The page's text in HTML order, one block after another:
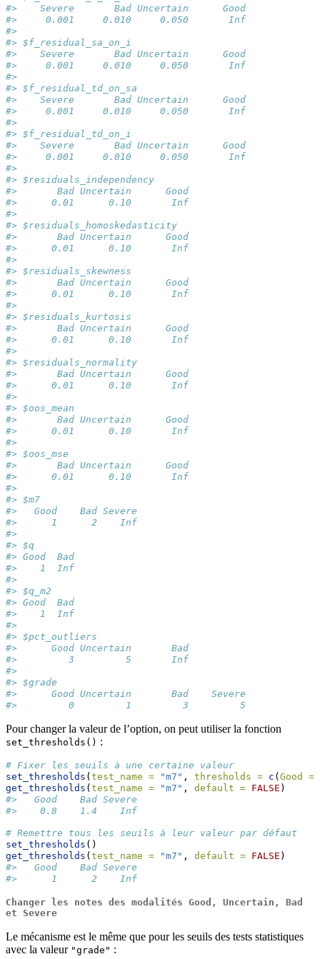
#>    Severe       Bad Uncertain      Good
#>     0.001     0.010     0.050       Inf
#>
#> $f_residual_sa_on_i
#>    Severe       Bad Uncertain      Good
#>     0.001     0.010     0.050       Inf
#>
#> $f_residual_td_on_sa
#>    Severe       Bad Uncertain      Good
#>     0.001     0.010     0.050       Inf
#>
#> $f_residual_td_on_i
#>    Severe       Bad Uncertain      Good
#>     0.001     0.010     0.050       Inf
#>
#> $residuals_independency
#>       Bad Uncertain      Good
#>      0.01      0.10       Inf
#>
#> $residuals_homoskedasticity
#>       Bad Uncertain      Good
#>      0.01      0.10       Inf
#>
#> $residuals_skewness
#>       Bad Uncertain      Good
#>      0.01      0.10       Inf
#>
#> $residuals_kurtosis
#>       Bad Uncertain      Good
#>      0.01      0.10       Inf
#>
#> $residuals_normality
#>       Bad Uncertain      Good
#>      0.01      0.10       Inf
#>
#> $oos_mean
#>       Bad Uncertain      Good
#>      0.01      0.10       Inf
#>
#> $oos_mse
#>       Bad Uncertain      Good
#>      0.01      0.10       Inf
#>
#> $m7
#>   Good    Bad Severe
#>      1      2    Inf
#>
#> $q
#> Good  Bad
#>    1  Inf
#>
#> $q_m2
#> Good  Bad
#>    1  Inf
#>
#> $pct_outliers
#>      Good Uncertain       Bad
#>         3         5       Inf
#>
#> $grade
#>      Good Uncertain       Bad    Severe
#>         0         1         3         5
Pour changer la valeur de l’option, on peut utiliser la fonction
set_thresholds() :
# Fixer les seuils à une certaine valeur
set_thresholds (test_name = "m7" , thresholds = c (Good =
get_thresholds (test_name = "m7" , default = FALSE )
#>   Good    Bad Severe
#>    0.8    1.4    Inf
# Remettre tous les seuils à leur valeur par défaut
set_thresholds ()
get_thresholds (test_name = "m7" , default = FALSE )
#>   Good    Bad Severe
#>      1      2    Inf
Changer les notes des modalités Good , Uncertain , Bad
et Severe
Le mécanisme est le même que pour les seuils des tests statistiques
avec la valeur "grade" :